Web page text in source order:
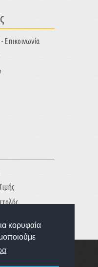
κορυφαία
Επικοινωνία